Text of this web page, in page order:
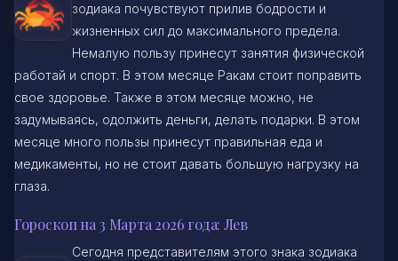
зодиака почувствуют прилив бодрости и
жизненных сил до максимального предела.
Немалую пользу принесут занятия физической
работай и спорт. В этом месяце Ракам стоит поправить
свое здоровье. Также в этом месяце можно, не
задумываясь, одолжить деньги, делать подарки. В этом
месяце много пользы принесут правильная еда и
медикаменты, но не стоит давать большую нагрузку на
глаза.
Гороскоп на 3 Марта 2026 года: Лев
Сегодня представителям этого знака зодиака